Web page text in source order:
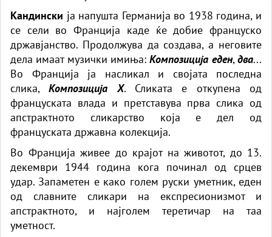
Кандински ја напушта Германија во 1938 година, и
се сели во Франција каде ќе добие француско
државјанство. Продолжува да создава, а неговите
дела имаат музички имиња:Композиција еден,два...
Во Франција ја насликал и својата последна
слика,Композиција Х. Сликата е откупена од
француската влада и претставува прва слика од
апстрактното сликарство која е дел од
француската државна колекција.
Во Франција живее до крајот на животот, до 13.
декември 1944 година кога починал од срцев
удар. Запаметен е како голем руски уметник, еден
од славните сликари на експресионизмот и
апстрактното, и најголем теретичар на таа
уметност.